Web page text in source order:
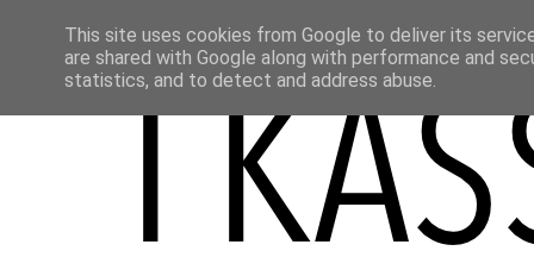
This site uses cookies from Google to deliver its
are shared with Google along with performance and
statistics, and to detect and address abuse.